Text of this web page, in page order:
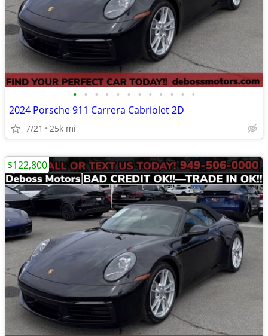
• • • • • • • • • • • •
2024 Porsche 911 Carrera Cabriolet 2D
7/21 25k mi
$122,800